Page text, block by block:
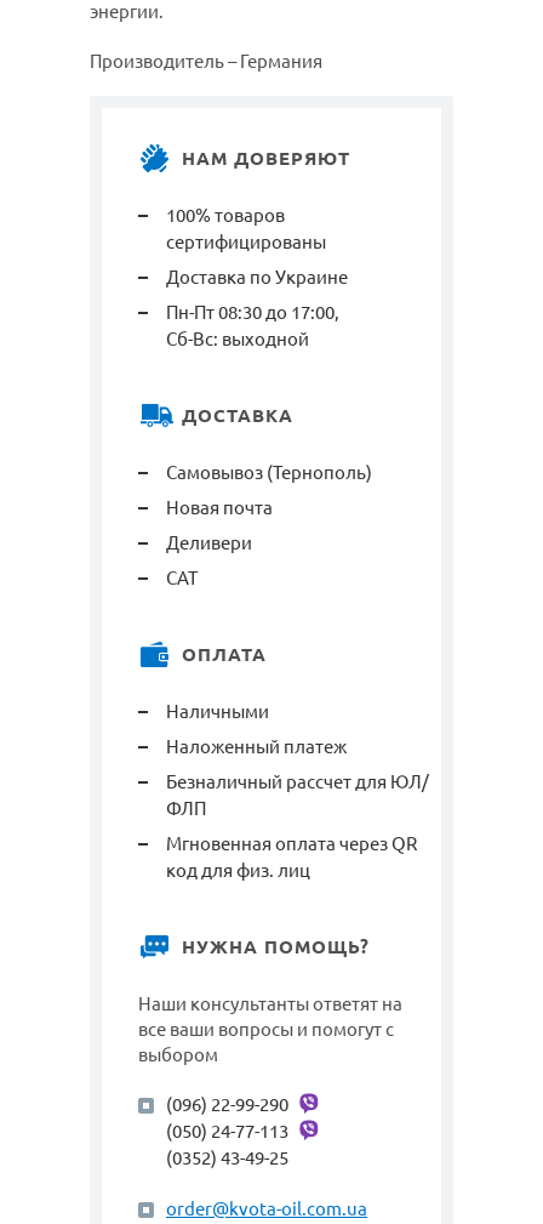
энергии.
Производитель – Германия
НАМ ДОВЕРЯЮТ
100% товаров
сертифицированы
Доставка по Украине
Пн-Пт 08:30 до 17:00,
Сб-Вс: выходной
ДОСТАВКА
Самовывоз (Тернополь)
Новая почта
Деливери
САТ
ОПЛАТА
Наличными
Наложенный платеж
Безналичный рассчет для ЮЛ/
ФЛП
Мгновенная оплата через QR
код для физ. лиц
НУЖНА ПОМОЩЬ?
Наши консультанты ответят на
все ваши вопросы и помогут с
выбором
(096) 22-99-290
(050) 24-77-113
(0352) 43-49-25
order@kvota-oil.com.ua